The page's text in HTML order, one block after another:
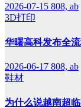
2026-07-15 808, ab
3D打印
华曙高科发布全
2026-06-17 808, ab
鞋材
为什么说越南超